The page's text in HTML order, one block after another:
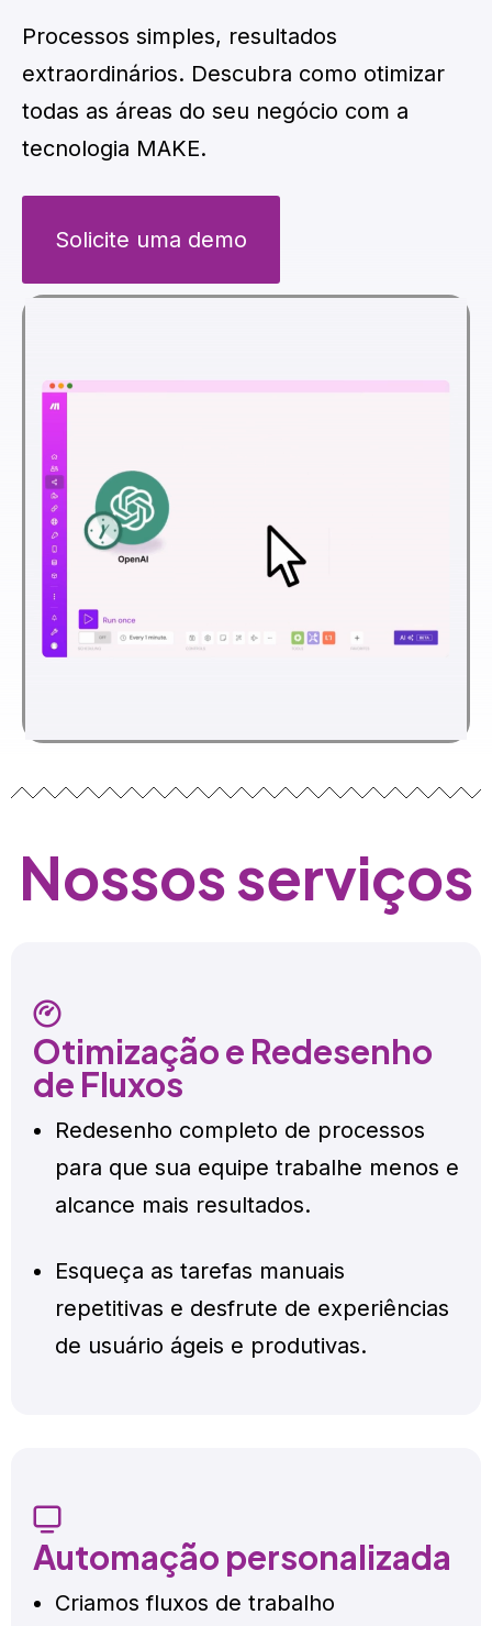
Processos simples, resultados
extraordinários. Descubra como otimizar
todas as áreas do seu negócio com a
tecnologia MAKE.
Solicite uma demo
Nossos serviços
Otimização e Redesenho
de Fluxos
Redesenho completo de processos
para que sua equipe trabalhe menos e
alcance mais resultados.
Esqueça as tarefas manuais
repetitivas e desfrute de experiências
de usuário ágeis e produtivas.
Automação personalizada
Criamos fluxos de trabalho